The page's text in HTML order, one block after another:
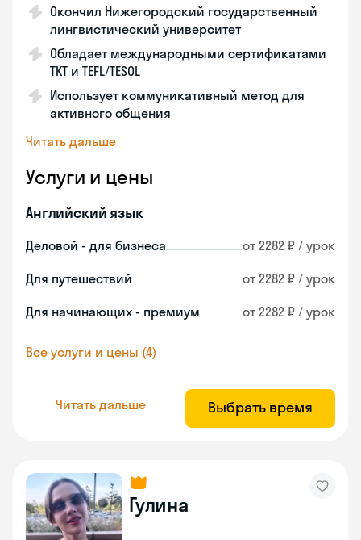
Окончил Нижегородский государственный
лингвистический университет
Обладает международными сертификатами
TKT и TEFL/TESOL
Использует коммуникативный метод для
активного общения
Читать дальше
Услуги и цены
Английский язык
Деловой - для бизнеса от 2282 ₽ / урок
Для путешествий от 2282 ₽ / урок
Для начинающих - премиум от 2282 ₽ / урок
Все услуги и цены (4)
Читать дальше Выбрать время
Гулина